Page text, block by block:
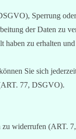
Sperrung
der Daten zu
haben zu erhalten
Sie sich
77, DSGVO).
zu widerrufen (ART.